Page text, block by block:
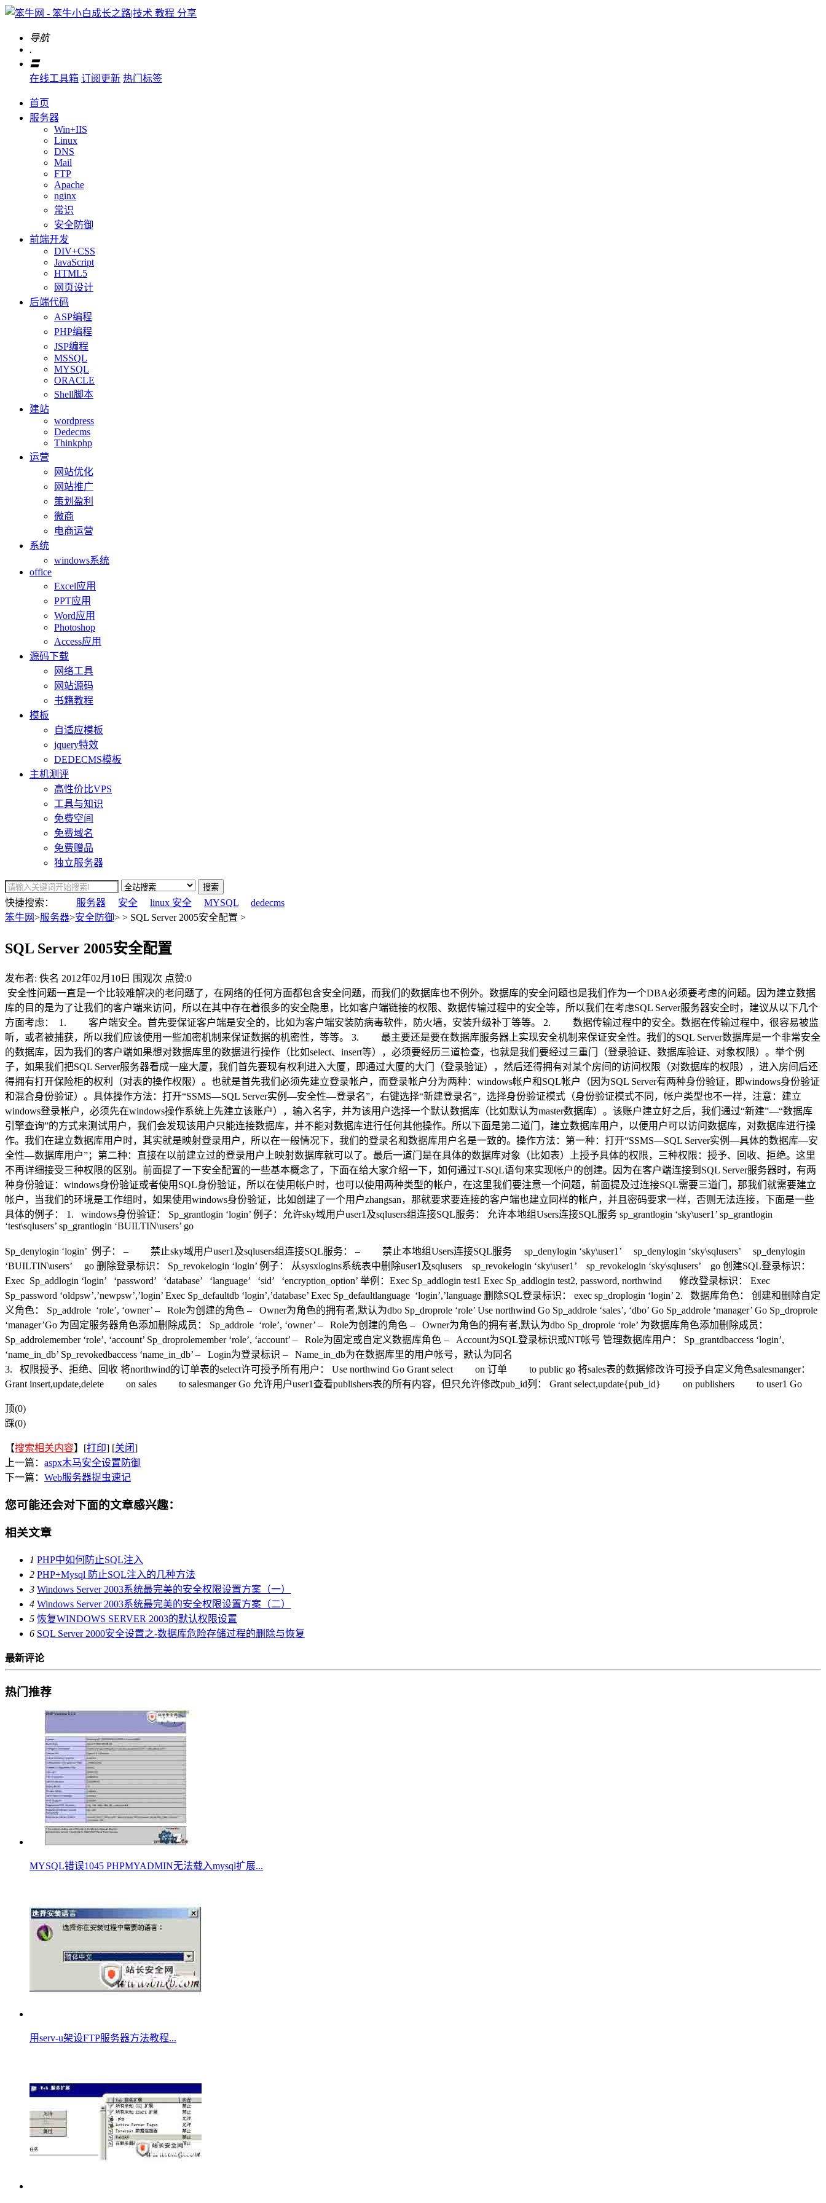
导航
.
〓
在线工具箱 订阅更新 热门标签
首页
服务器
Win+IIS
Linux
DNS
Mail
FTP
Apache
nginx
常识
安全防御
前端开发
DIV+CSS
JavaScript
HTML5
网页设计
后端代码
ASP编程
PHP编程
JSP编程
MSSQL
MYSQL
ORACLE
Shell脚本
建站
wordpress
Dedecms
Thinkphp
运营
网站优化
网站推广
策划盈利
微商
电商运营
系统
windows系统
office
Excel应用
PPT应用
Word应用
Photoshop
Access应用
源码下载
网络工具
网站源码
书籍教程
模板
自适应模板
jquery特效
DEDECMS模板
主机测评
高性价比VPS
工具与知识
免费空间
免费域名
免费赠品
独立服务器
搜索
快捷搜索： 服务器 安全 linux 安全 MYSQL
dedecms
笨牛网>服务器>安全防御> > SQL Server 2005安全配置 >
SQL Server 2005安全配置
发布者: 佚名 2012年02月10日 围观次 点赞:0
安全性问题一直是一个比较难解决的老问题了，在网络的任何方面都包含安全问题，而我们的数据库也不例外。数据库的安全问题也是我们作为一个DBA必须要考虑的问题。因为建立数据
库的目的是为了让我们的客户端来访问，所以在其中存在着很多的安全隐患，比如客户端链接的权限、数据传输过程中的安全等，所以我们在考虑SQL Server服务器安全时，建议从以下几个
方面考虑： 1. 客户端安全。首先要保证客户端是安全的，比如为客户端安装防病毒软件，防火墙，安装升级补丁等等。 2. 数据传输过程中的安全。数据在传输过程中，很容易被监
听，或者被捕获，所以我们应该使用一些加密机制来保证数据的机密性，等等。 3. 最主要还是要在数据库服务器上实现安全机制来保证安全性。我们的SQL Server数据库是一个非常安全
的数据库，因为我们的客户端如果想对数据库里的数据进行操作（比如select、insert等），必须要经历三道检查，也就是我们要经过三重门（登录验证、数据库验证、对象权限）。举个例
子，如果我们把SQL Server服务器看成一座大厦，我们首先要现有权利进入大厦，即通过大厦的大门（登录验证），然后还得拥有对某个房间的访问权限（对数据库的权限），进入房间后还
得拥有打开保险柜的权利（对表的操作权限）。也就是首先我们必须先建立登录帐户，而登录帐户分为两种：windows帐户和SQL帐户（因为SQL Server有两种身份验证，即windows身份验证
和混合身份验证）。具体操作方法：打开“SSMS—SQL Server实例—安全性—登录名”，右键选择“新建登录名”，选择身份验证模式（身份验证模式不同，帐户类型也不一样，注意：建立
windows登录帐户，必须先在windows操作系统上先建立该账户），输入名字，并为该用户选择一个默认数据库（比如默认为master数据库）。该账户建立好之后，我们通过“新建”—“数据库
引擎查询”的方式来测试用户，我们会发现该用户只能连接数据库，并不能对数据库进行任何其他操作。所以下面是第二道门，建立数据库用户，以便用户可以访问数据库，对数据库进行操
作。我们在建立数据库用户时，其实就是映射登录用户，所以在一般情况下，我们的登录名和数据库用户名是一致的。操作方法：第一种：打开“SSMS—SQL Server实例—具体的数据库—安
全性—数据库用户”；第二种：直接在以前建立过的登录用户上映射数据库就可以了。最后一道门是在具体的数据库对象（比如表）上授予具体的权限，三种权限：授予、回收、拒绝。这里
不再详细接受三种权限的区别。前面提了一下安全配置的一些基本概念了，下面在给大家介绍一下，如何通过T-SQL语句来实现帐户的创建。因为在客户端连接到SQL Server服务器时，有两
种身份验证：windows身份验证或者使用SQL身份验证，所以在使用帐户时，也可以使用两种类型的帐户，在这里我们要注意一个问题，前面提及过连接SQL需要三道门，那我们就需要建立
帐户，当我们的环境是工作组时，如果使用windows身份验证，比如创建了一个用户zhangsan，那就要求要连接的客户端也建立同样的帐户，并且密码要求一样，否则无法连接，下面是一些
具体的例子： 1. windows身份验证： Sp_grantlogin ‘login’ 例子：允许sky域用户user1及sqlusers组连接SQL服务： 允许本地组Users连接SQL服务 sp_grantlogin ‘sky\user1’ sp_grantlogin
‘test\sqlusers’ sp_grantlogin ‘BUILTIN\users’ go
Sp_denylogin ‘login’ 例子： – 禁止sky域用户user1及sqlusers组连接SQL服务： – 禁止本地组Users连接SQL服务 sp_denylogin ‘sky\user1’ sp_denylogin ‘sky\sqlusers’ sp_denylogin
‘BUILTIN\users’ go 删除登录标识： Sp_revokelogin ‘login’ 例子： 从sysxlogins系统表中删除user1及sqlusers sp_revokelogin ‘sky\user1’ sp_revokelogin ‘sky\sqlusers’ go 创建SQL登录标识：
Exec Sp_addlogin ‘login’ ‘password’ ‘database’ ‘language’ ‘sid’ ‘encryption_option’ 举例：Exec Sp_addlogin test1 Exec Sp_addlogin test2, password, northwind 修改登录标识： Exec
Sp_password ‘oldpsw’,’newpsw’,’login’ Exec Sp_defaultdb ‘login’,’database’ Exec Sp_defaultlanguage ‘login’,’language 删除SQL登录标识： exec sp_droplogin ‘login’ 2. 数据库角色： 创建和删除自定
义角色： Sp_addrole ‘role’, ‘owner’ – Role为创建的角色 – Owner为角色的拥有者,默认为dbo Sp_droprole ‘role’ Use northwind Go Sp_addrole ‘sales’, ‘dbo’ Go Sp_addrole ‘manager’ Go Sp_droprole
‘manager’Go 为固定服务器角色添加删除成员： Sp_addrole ‘role’, ‘owner’ – Role为创建的角色 – Owner为角色的拥有者,默认为dbo Sp_droprole ‘role’ 为数据库角色添加删除成员：
Sp_addrolemember ‘role’, ‘account’ Sp_droprolemember ‘role’, ‘account’ – Role为固定或自定义数据库角色 – Account为SQL登录标识或NT帐号 管理数据库用户： Sp_grantdbaccess ‘login’,
‘name_in_db’ Sp_revokedbaccess ‘name_in_db’ – Login为登录标识 – Name_in_db为在数据库里的用户帐号，默认为同名
3. 权限授予、拒绝、回收 将northwind的订单表的select许可授予所有用户： Use northwind Go Grant select on 订单 to public go 将sales表的数据修改许可授予自定义角色salesmanger：
Grant insert,update,delete on sales to salesmanger Go 允许用户user1查看publishers表的所有内容，但只允许修改pub_id列： Grant select,update{pub_id} on publishers to user1 Go
顶(0)
踩(0)
【搜索相关内容】[打印] [关闭]
上一篇： aspx木马安全设置防御
下一篇： Web服务器捉虫速记
您可能还会对下面的文章感兴趣：
相关文章
1 PHP中如何防止SQL注入
2 PHP+Mysql 防止SQL注入的几种方法
3 Windows Server 2003系统最完美的安全权限设置方案（一）
4 Windows Server 2003系统最完美的安全权限设置方案（二）
5 恢复WINDOWS SERVER 2003的默认权限设置
6 SQL Server 2000安全设置之-数据库危险存储过程的删除与恢复
最新评论
热门推荐
MYSQL错误1045 PHPMYADMIN无法载入mysql扩展...
用serv-u架设FTP服务器方法教程...